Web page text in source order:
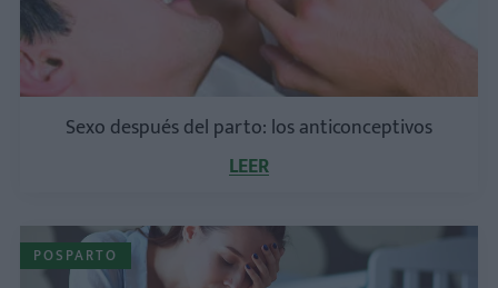
Sexo después del parto: los anticonceptivos
LEER
POSPARTO